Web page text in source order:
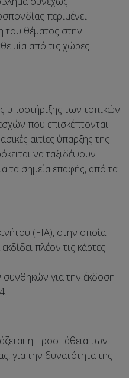
περιμένει
του θέματος στην
μία από τις χώρες
υποστήριξης των τοπικών
που επισκέπτονται
αιτίες ύπαρξης της
να ταξιδέψουν
τα σημεία επαφής, από τα
(FIA), στην οποία
πλέον τις κάρτες
για την έκδοση
η προσπάθεια των
για την δυνατότητα της